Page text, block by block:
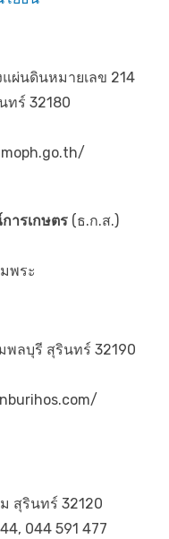
ผ่นดินหมายเลข 214
ทร์ 32180
ารเกษตร (ธ.ก.ส.)
พระ
พลบุรี สุรินทร์ 32190
สุรินทร์ 32120
044 591 477